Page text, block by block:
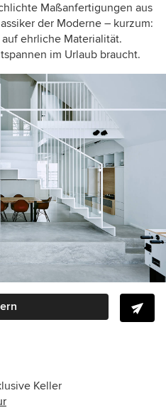
Maßanfertigungen aus
der Moderne – kurzum:
ehrliche Materialität.
im Urlaub braucht.
Keller